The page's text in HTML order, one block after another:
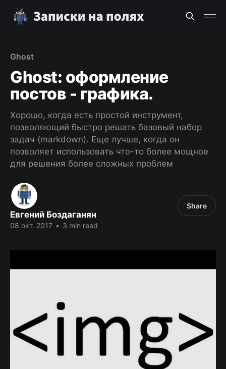
Ghost
Ghost: оформление
постов - графика.
Хорошо, когда есть простой инструмент,
позволяющий быстро решать базовый набор
задач (markdown). Еще лучше, когда он
позволяет использовать что-то более мощное
для решения более сложных проблем
Евгений Боздаганян
08 окт. 2017 • 3 min read
Share